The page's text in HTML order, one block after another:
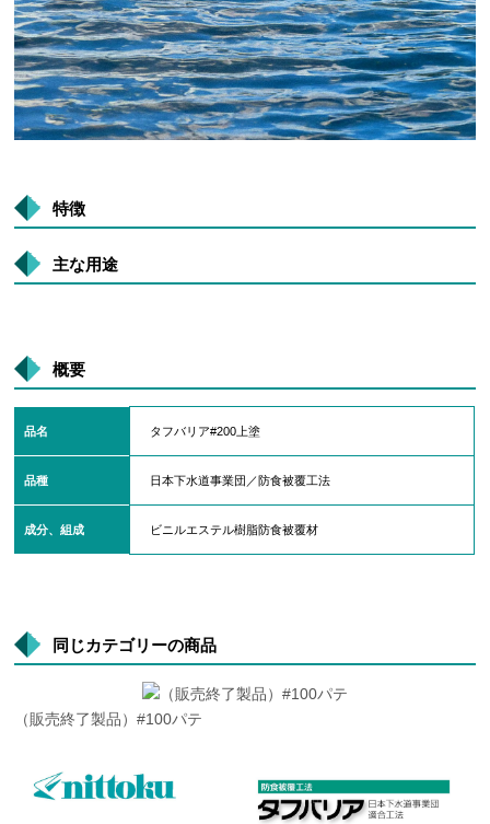
特徴
主な用途
概要
品名 タフバリア#200上塗
品種 日本下水道事業団／防食被覆工法
成分、組成 ビニルエステル樹脂防食被覆材
同じカテゴリーの商品
（販売終了製品）#100パテ